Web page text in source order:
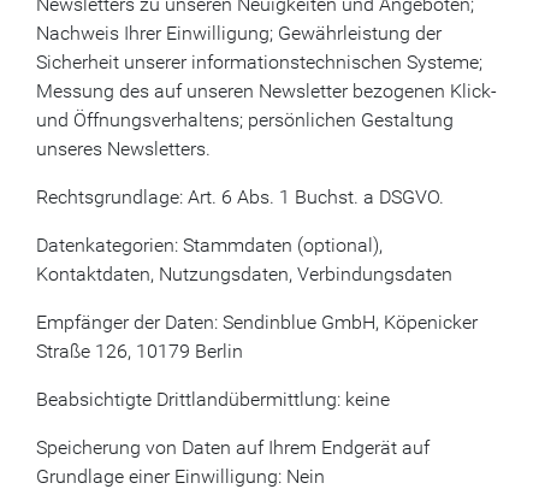
Nachweis Ihrer Einwilligung; Gewährleistung der
Sicherheit unserer informationstechnischen Systeme;
Messung des auf unseren Newsletter bezogenen Klick-
und Öffnungsverhaltens; persönlichen Gestaltung
unseres Newsletters.
Rechtsgrundlage: Art. 6 Abs. 1 Buchst. a DSGVO.
Datenkategorien: Stammdaten (optional),
Kontaktdaten, Nutzungsdaten, Verbindungsdaten
Empfänger der Daten: Sendinblue GmbH, Köpenicker
Straße 126, 10179 Berlin
Beabsichtigte Drittlandübermittlung: keine
Speicherung von Daten auf Ihrem Endgerät auf
Grundlage einer Einwilligung: Nein